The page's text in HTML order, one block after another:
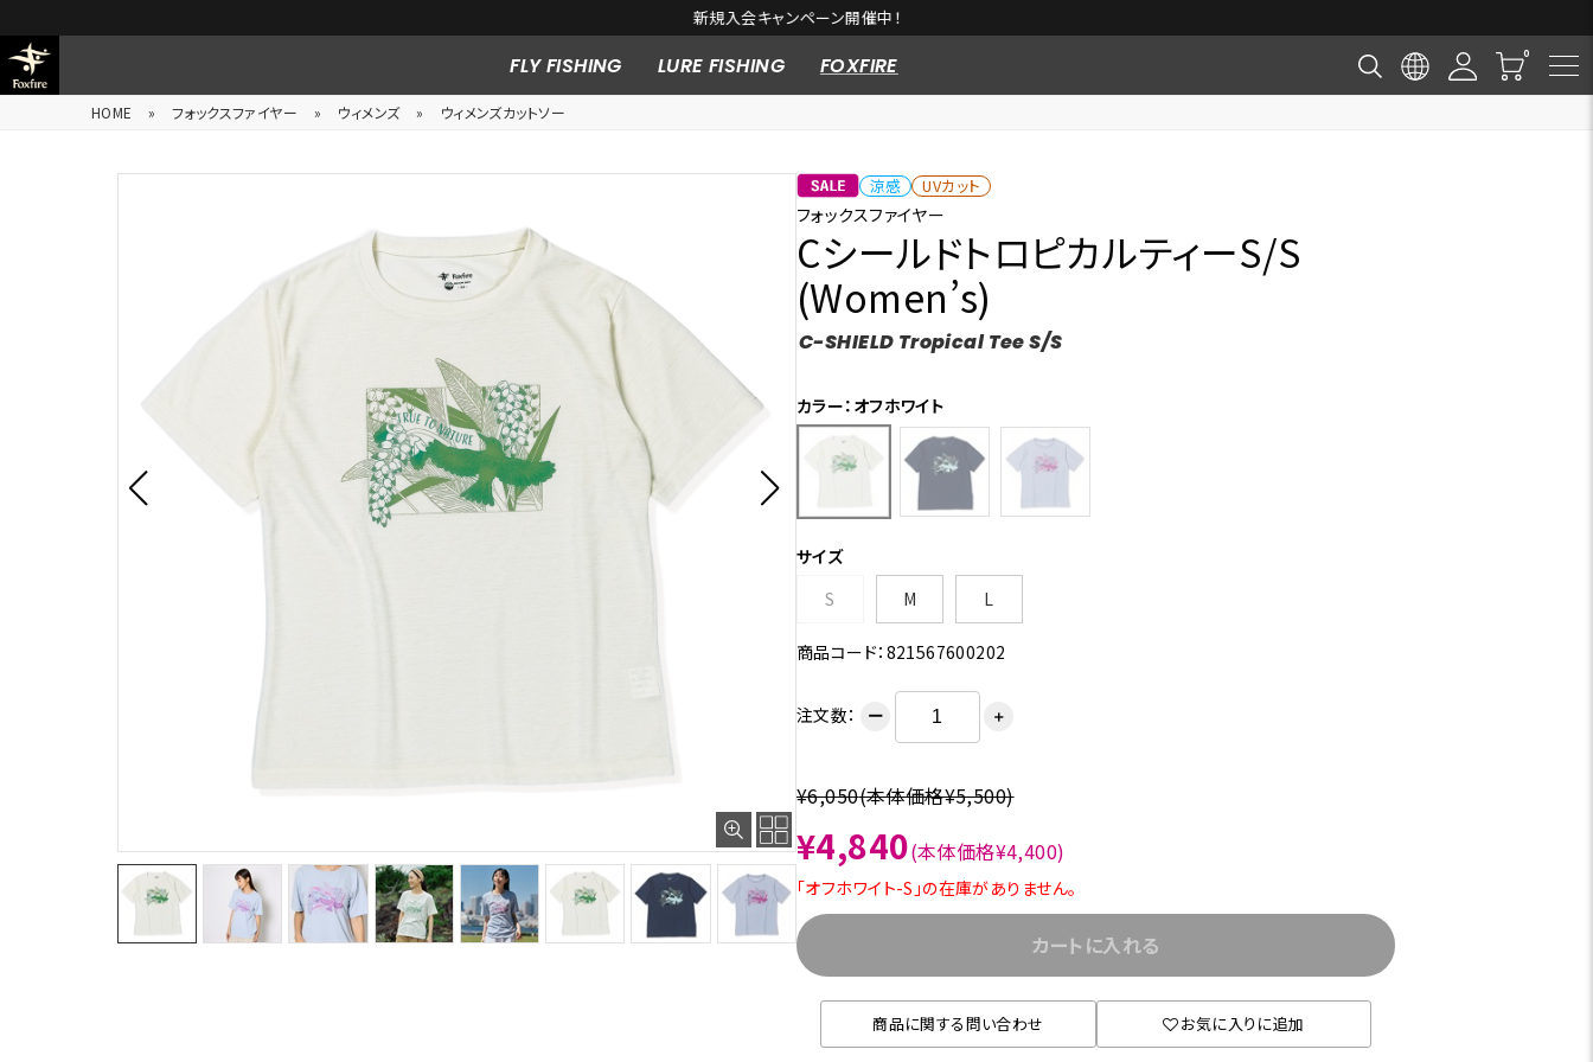
新規入会キャンペーン開催中！
FLY FISHING LURE FISHING FOXFIRE
HOME » フォックスファイヤー » ウィメンズ » ウィメンズカットソー
涼感 UVカット
フォックスファイヤー
CシールドトロピカルティーS/S
(Women’s)
C-SHIELD Tropical Tee S/S
カラー：オフホワイト
サイズ
S
M L
商品コード：821567600202
注文数： ー ＋
¥6,050(本体価格¥5,500)
¥4,840(本体価格¥4,400)
「オフホワイト-S」の在庫がありません。
カートに入れる
商品に関する問い合わせ お気に入りに追加